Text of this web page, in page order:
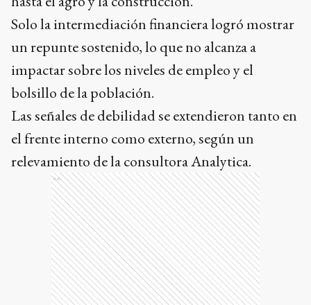
hasta el agro y la construcción.
Solo la intermediación financiera logró mostrar
un repunte sostenido, lo que no alcanza a
impactar sobre los niveles de empleo y el
bolsillo de la población.
Las señales de debilidad se extendieron tanto en
el frente interno como externo, según un
relevamiento de la consultora Analytica.
Ads